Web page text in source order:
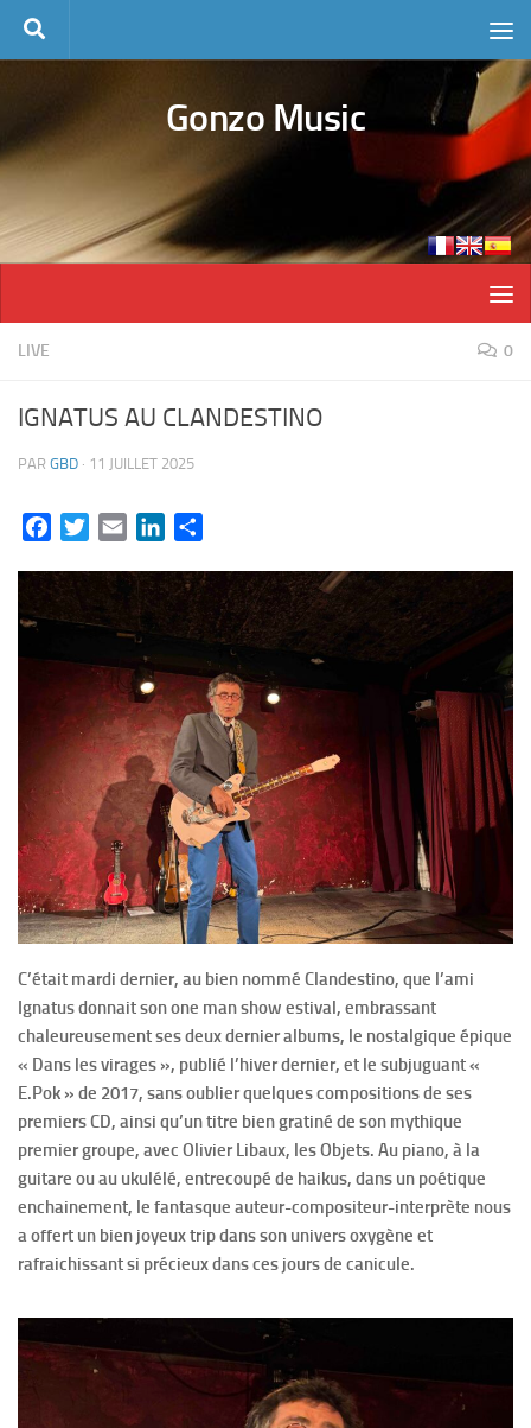
Skip to content
Gonzo Music
LIVE 0
IGNATUS AU CLANDESTINO
PAR GBD · 11 JUILLET 2025
FacebookTwitterEmail LinkedIn
C’était mardi dernier, au bien nommé Clandestino, que l’ami
Ignatus donnait son one man show estival, embrassant
chaleureusement ses deux dernier albums, le nostalgique épique
« Dans les virages », publié l’hiver dernier, et le subjuguant «
E.Pok » de 2017, sans oublier quelques compositions de ses
premiers CD, ainsi qu’un titre bien gratiné de son mythique
premier groupe, avec Olivier Libaux, les Objets. Au piano, à la
guitare ou au ukulélé, entrecoupé de haikus, dans un poétique
enchainement, le fantasque auteur-compositeur-interprète nous
a offert un bien joyeux trip dans son univers oxygène et
rafraichissant si précieux dans ces jours de canicule.